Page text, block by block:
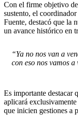
Con el firme objetivo
sustento, el
Fuente, destacó que la
un avance histórico en
“Ya no nos van a
con eso nos vamos
Es importante destacar
aplicará
que inicien gestiones a